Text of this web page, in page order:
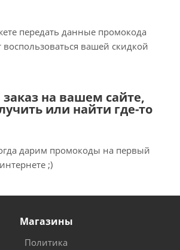
передать данные промокода
вашей скидкой
заказ на вашем сайте,
или найти где-то
дарим промокоды на первый
;)
Магазины
Политика